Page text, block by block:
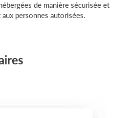
de manière sécurisée et
personnes autorisées.